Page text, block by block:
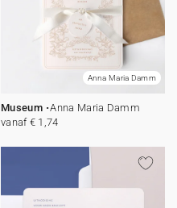
Anna Maria Damm
Museum
Anna Maria Damm
vanaf € 1,74